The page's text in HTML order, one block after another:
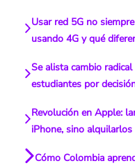
Usar red 5G no
usando 4G y qué
Se alista cambio
estudiantes por
Revolución en Apple:
iPhone, sino alquilarlos
Cómo Colombia